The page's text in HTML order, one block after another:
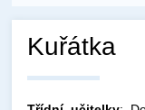
Kuřátka